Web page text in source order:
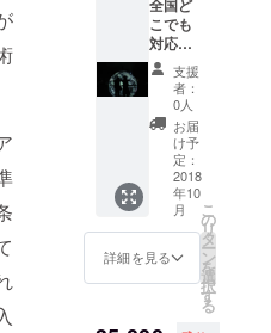
Hm9W8
LY オリ
ジナル
グッズ
用写真
サンプ
ル
http://i
mg.gg/n
qom9E
ターン
ジナル
グッズ
ロード機能もつ
いたエミィにて
写真の閲覧及び
購入が可能！ 撮
影サービスの流
れ 1.リターン終
了後メールにて
撮影日時や場所
などの打ち合わ
せ 2.撮影日前日
に最終確認をお
電話にて確認を
日当日 撮影サー
ビスを一日体験
全国ど
こでも
対応！
家族写
真撮影
サービ
ス もち
ろん家
族だけ
でな
く、友
達や
カップ
ルの
方、
色々な
支援
者：
0人
お届
け予
定：
2018
年10
月
詳細を見る
こ
の
リ
タ
ー
ン
を
選
択
す
る